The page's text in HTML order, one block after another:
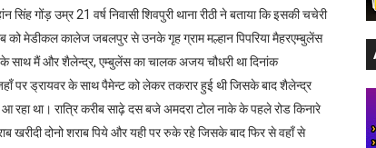
गोंड़ उम्र 21 वर्ष निवासी शिवपुरी थाना रीठी ने बताया कि इसकी चचेरी
को मेडीकल कालेज जबलपुर से उनके गृह ग्राम मल्हान पिपरिया मैहरएम्बुलेंस
मैं और शैलेन्द्र, एम्बुलेंस का चालक अजय चौधरी था दिनांक
पर ड्रायवर के साथ पैमेन्ट को लेकर तकरार हुई थी जिसके बाद शैलेन्द्र
था। रात्रि करीब साढ़े दस बजे अमदरा टोल नाके के पहले रोड किनारे
दोनो शराब पिये और यही पर रुके रहे जिसके बाद फिर से वहाँ से